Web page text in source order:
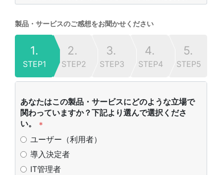
製品・サービスのご感想をお聞かせください
1.
STEP1
2.
STEP2
3.
STEP3
4.
STEP4
5.
STEP5
あなたはこの製品・サービスにどのような立場で
関わっていますか？下記より選んで選択くださ
い。
*
ユーザー（利用者）
導入決定者
IT管理者